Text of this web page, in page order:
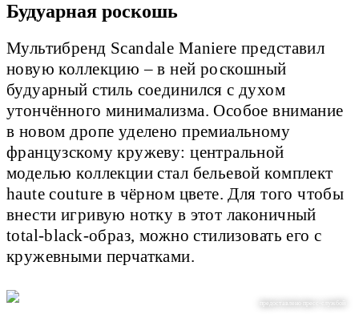
Будуарная роскошь
Мультибренд Scandale Maniere представил
новую коллекцию – в ней роскошный
будуарный стиль соединился с духом
утончённого минимализма. Особое внимание
в новом дропе уделено премиальному
французскому кружеву: центральной
моделью коллекции стал бельевой комплект
haute couture в чёрном цвете. Для того чтобы
внести игривую нотку в этот лаконичный
total-black-образ, можно стилизовать его с
кружевными перчатками.
предоставлено пресс-службой